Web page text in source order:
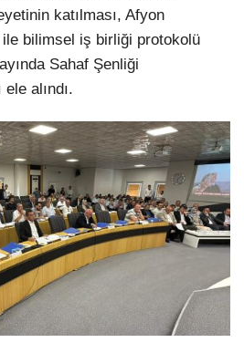
katılması, Afyon
bilimsel iş birliği protokolü
Sahaf Şenliği
alındı.